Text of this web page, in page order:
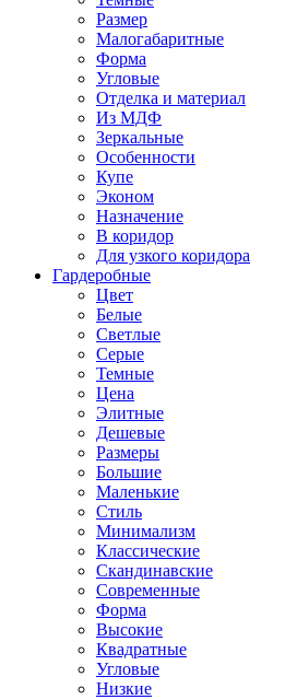
Размер
Малогабаритные
Форма
Угловые
Отделка и материал
Из МДФ
Зеркальные
Особенности
Купе
Эконом
Назначение
В коридор
Для узкого коридора
Гардеробные
Цвет
Белые
Светлые
Серые
Темные
Цена
Элитные
Дешевые
Размеры
Большие
Маленькие
Стиль
Минимализм
Классические
Скандинавские
Современные
Форма
Высокие
Квадратные
Угловые
Низкие